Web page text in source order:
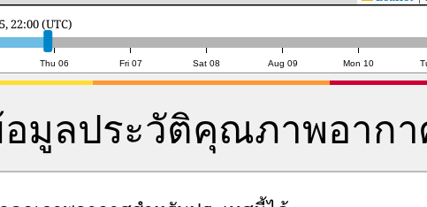
Thu 06 Fri 07 Sat 08 Aug 09 Mon 10
บดี 6, 19:00 (UTC)
มูลประวัติคุณภาพอาก